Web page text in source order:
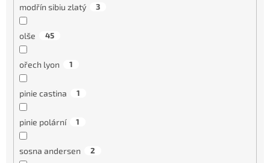
modřín sibiu zlatý 3
olše 45
ořech lyon 1
pinie castina 1
pinie polární 1
sosna andersen 2